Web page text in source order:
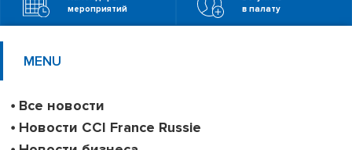
мероприятий
в палату
MENU
Все новости
Новости CCI France Russie